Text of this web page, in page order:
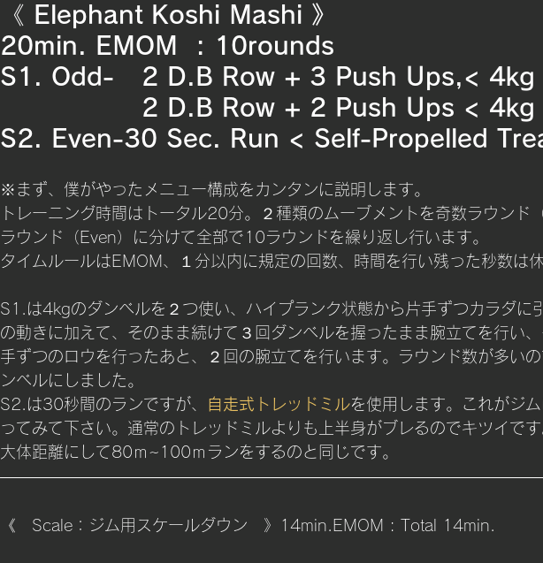
《 Elephant Koshi Mashi 》
20min. EMOM  : 10rounds
S1. Odd-	2 D.B Row + 3 Push Ups,<
2 D.B Row + 2 Push Ups < 4kg
S2. Even-30 Sec. Run < Self-Propelled
※まず、僕がやったメニュー構成をカンタンに説明します。
トレーニング時間はトータル20分。２種類のムーブメントを奇数ラウンド
ラウンド（Even）に分けて全部で10ラウンドを繰り返し行います。
タイムルールはEMOM、１分以内に規定の回数、時間を行い残った秒数は休
S1.は4kgのダンベルを２つ使い、ハイプランク状態から片手ずつカラダに
の動きに加えて、そのまま続けて３回ダンベルを握ったまま腕立てを行い
手ずつのロウを行ったあと、２回の腕立てを行います。ラウンド数が多い
ンベルにしました。
S2.は30秒間のランですが、
自走式トレッドミルを使用します。これがジ
ってみて下さい。通常のトレッドミルよりも上半身がブレるのでキツイで
大体距離にして80ｍ~100ｍランをするのと同じです。
《　Scale：ジム用スケールダウン　》14min.EMOM : Total 14min.